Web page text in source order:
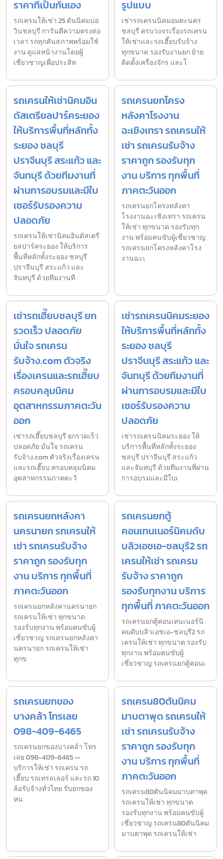
ราคาที่เป็นกันเอง
รถเครนให้เช่า 25 ตันนิคมบ่อ
วินชลบุรี การันตีความตรงต่อ
เวลา รถทุกคันสภาพพร้อมใช้
งาน ดูแลหน้างานโดยผู้
เชี่ยวชาญเพื่อประสิท
รูปแบบ
เช่ารถเครนนิคมอมตะนคร
ชลบุรี ครบวงจรเรื่องรถเครน
ให้เช่าและรถเฮี๊ยบรับจ้าง
ทุกขนาด รองรับงานยก ย้าย
ติดตั้งเครื่องจักร และโ
รถเครนให้เช่านิคมอิน
ดัสเตรียลปาร์คระยอง
ให้บริการพื้นที่หลักทั้ง
ระยอง ชลบุรี
ปราจีนบุรี สระแก้ว และ
จันทบุรี ด้วยทีมงานที่
ผ่านการอบรมและมีใบ
เซอร์รับรองความ
ปลอดภัย
รถเครนให้เช่านิคมอินดัสเตรี
ยลปาร์คระยอง ให้บริการ
พื้นที่หลักทั้งระยอง ชลบุรี
ปราจีนบุรี สระแก้ว และ
จันทบุรี ด้วยทีมงานที
รถเครนยกโครง
หลังคาโรงงาน
ฉะเชิงเทรา รถเครนให้
เช่า รถเครนรับจ้าง
ราคาถูก รองรับทุก
งาน บริการ ทุกพื้นที่
ภาคตะวันออก
รถเครนยกโครงหลังคา
โรงงานฉะเชิงเทรา รถเครน
ให้เช่า ทุกขนาด รองรับทุก
งาน พร้อมคนขับผู้เชี่ยวชาญ
รถเครนยกโครงหลังคาโรง
งานฉะเ
เช่ารถเฮี๊ยบชลบุรี ยก
รวดเร็ว ปลอดภัย
มั่นใจ รถเครน
รับจ้าง.com ตัวจริง
เรื่องเครนและรถเฮี๊ยบ
ครอบคลุมนิคม
อุตสาหกรรมภาคตะวัน
ออก
เช่ารถเฮี๊ยบชลบุรี ยกรวดเร็ว
ปลอดภัย มั่นใจ รถเครน
รับจ้าง.com ตัวจริงเรื่องเครน
และรถเฮี๊ยบ ครอบคลุมนิคม
อุตสาหกรรมภาคตะวั
เช่ารถเครนนิคมระยอง
ให้บริการพื้นที่หลักทั้ง
ระยอง ชลบุรี
ปราจีนบุรี สระแก้ว และ
จันทบุรี ด้วยทีมงานที่
ผ่านการอบรมและมีใบ
เซอร์รับรองความ
ปลอดภัย
เช่ารถเครนนิคมระยอง ให้
บริการพื้นที่หลักทั้งระยอง
ชลบุรี ปราจีนบุรี สระแก้ว
และจันทบุรี ด้วยทีมงานที่ผ่าน
การอบรมและมีใบเ
รถเครนยกหลังคา
นครนายก รถเครนให้
เช่า รถเครนรับจ้าง
ราคาถูก รองรับทุก
งาน บริการ ทุกพื้นที่
ภาคตะวันออก
รถเครนยกหลังคานครนายก
รถเครนให้เช่า ทุกขนาด
รองรับทุกงาน พร้อมคนขับผู้
เชี่ยวชาญ รถเครนยกหลังคา
นครนายก รถเครนให้เช่า
ทุกข
รถเครนยกตู้
คอนเทนเนอร์นิคมดับ
บลิวเอชเอ-ชลบุรี2 รถ
เครนให้เช่า รถเครน
รับจ้าง ราคาถูก
รองรับทุกงาน บริการ
ทุกพื้นที่ ภาคตะวันออก
รถเครนยกตู้คอนเทนเนอร์นิ
คมดับบลิวเอชเอ-ชลบุรี2 รถ
เครนให้เช่า ทุกขนาด รองรับ
ทุกงาน พร้อมคนขับผู้
เชี่ยวชาญ รถเครนยกตู้คอนเ
รถเครนยกของ
บางคล้า โทรเลย
098-409-6465
รถเครนยกของบางคล้า โทร
เลย 098-409-6465 —
บริการให้เช่า รถเครน รถ
เฮี๊ยบ รถเทรลเลอร์ และรถ 10
ล้อรับจ้างทั่วไทย รับยกของ
หน
รถเครน80ตันนิคม
มาบตาพุด รถเครนให้
เช่า รถเครนรับจ้าง
ราคาถูก รองรับทุก
งาน บริการ ทุกพื้นที่
ภาคตะวันออก
รถเครน80ตันนิคมมาบตาพุด
รถเครนให้เช่า ทุกขนาด
รองรับทุกงาน พร้อมคนขับผู้
เชี่ยวชาญ รถเครน80ตันนิคม
มาบตาพุด รถเครนให้เช่า